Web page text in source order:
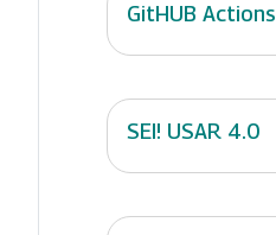
GitHUB Actions
SEI! USAR 4.0